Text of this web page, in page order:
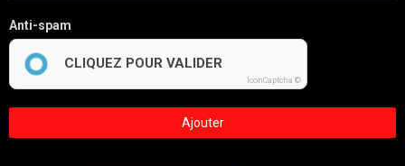
Anti-spam
CLIQUEZ POUR VALIDER
IconCaptcha ©
Ajouter